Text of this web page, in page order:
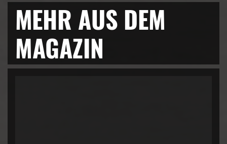
MEHR AUS DEM
MAGAZIN